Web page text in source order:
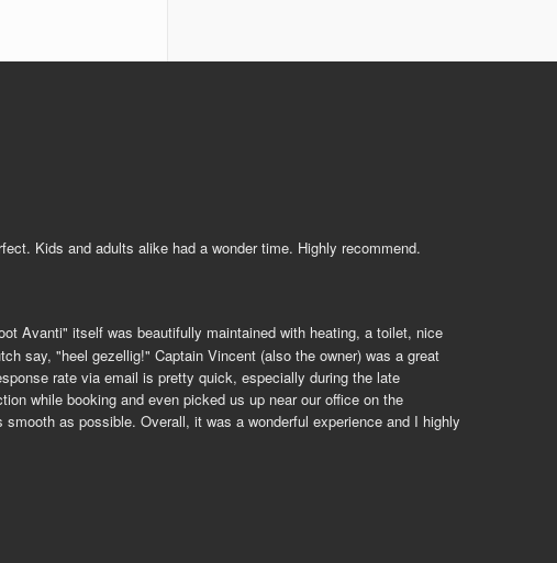
Kids and adults alike had a wonder time. Highly recommend.
Avanti" itself was beautifully maintained with heating, a toilet, nice
say, "heel gezellig!" Captain Vincent (also the owner) was a great
rate via email is pretty quick, especially during the late
while booking and even picked us up near our office on the
as possible. Overall, it was a wonderful experience and I highly